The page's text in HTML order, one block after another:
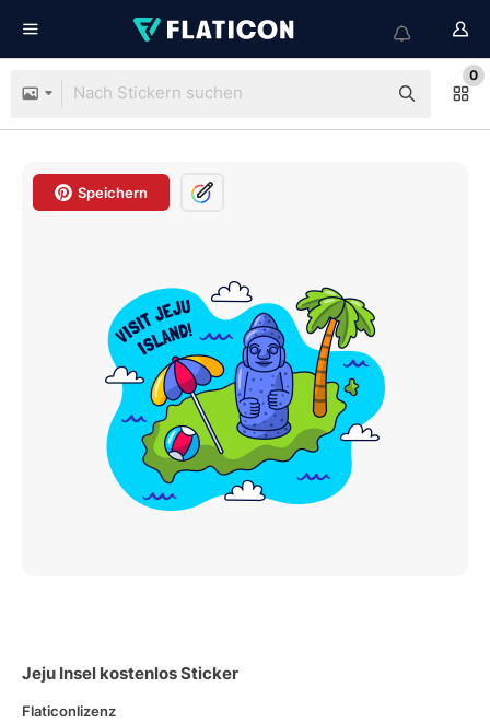
0
Speichern
Jeju Insel kostenlos Sticker
Flaticonlizenz